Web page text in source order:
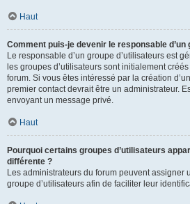
Haut
Comment puis-je devenir le responsable d’un
Le responsable d’un groupe d’utilisateurs est
les groupes d’utilisateurs sont initialement
forum. Si vous êtes intéressé par la création
premier contact devrait être un administrateur.
envoyant un message privé.
Haut
Pourquoi certains groupes d’utilisateurs
différente ?
Les administrateurs du forum peuvent assigner
groupe d’utilisateurs afin de faciliter leur